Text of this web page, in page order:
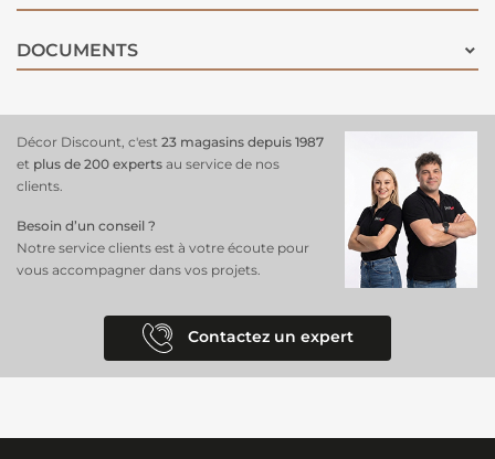
DOCUMENTS
Décor Discount, c'est 23 magasins depuis 1987
et plus de 200 experts au service de nos
clients.
Besoin d’un conseil ?
Notre service clients est à votre écoute pour
vous accompagner dans vos projets.
Contactez un expert